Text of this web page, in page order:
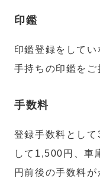
印鑑
印鑑登録をして
手持ちの印鑑をご
手数料
登録手数料とし
して1,500円、車
円前後の手数料